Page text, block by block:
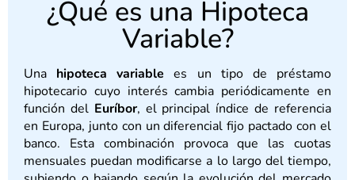
¿Qué es una Hipoteca
Variable?
Una hipoteca variable es un tipo de préstamo
hipotecario cuyo interés cambia periódicamente en
función del Euríbor, el principal índice de referencia
en Europa, junto con un diferencial fijo pactado con el
banco. Esta combinación provoca que las cuotas
mensuales puedan modificarse a lo largo del tiempo,